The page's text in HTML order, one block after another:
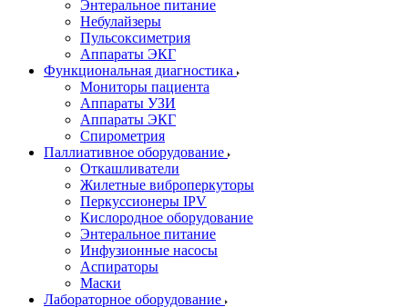
Энтеральное питание
Небулайзеры
Пульсоксиметрия
Аппараты ЭКГ
Функциональная диагностика
Мониторы пациента
Аппараты УЗИ
Аппараты ЭКГ
Спирометрия
Паллиативное оборудование
Откашливатели
Жилетные виброперкуторы
Перкуссионеры IPV
Кислородное оборудование
Энтеральное питание
Инфузионные насосы
Аспираторы
Маски
Лабораторное оборудование